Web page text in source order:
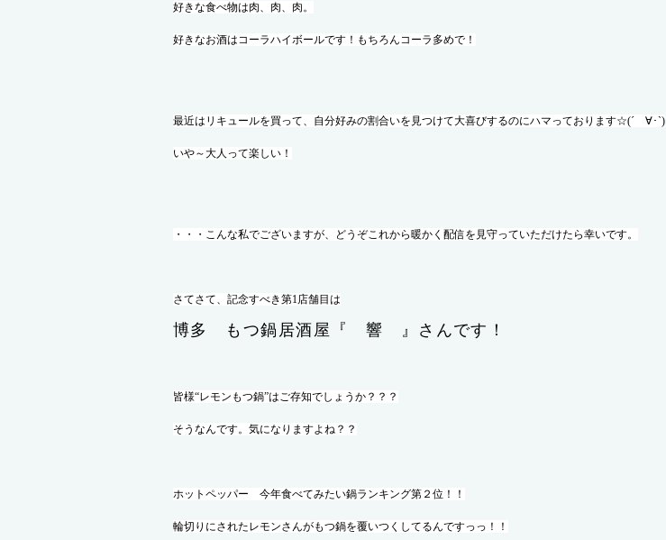
好きな食べ物は肉、肉、肉。
好きなお酒はコーラハイボールです！もちろんコーラ多めで！
最近はリキュールを買って、自分好みの割合いを見つけて大喜びするのにハマっております☆(´ゝ∀･`)
いや～大人って楽しい！
・・・こんな私でございますが、どうぞこれから暖かく配信を見守っていただけたら幸いです。
さてさて、記念すべき第1店舗目は
博多 もつ鍋居酒屋『 響 』さんです！
皆様“レモンもつ鍋”はご存知でしょうか？？？
そうなんです。気になりますよね？？
ホットペッパー 今年食べてみたい鍋ランキング第２位！！
輪切りにされたレモンさんがもつ鍋を覆いつくしてるんですっっ！！